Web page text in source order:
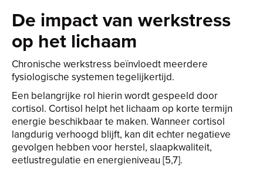
De impact van werkstress
op het lichaam
Chronische werkstress beïnvloedt meerdere
fysiologische systemen tegelijkertijd.
Een belangrijke rol hierin wordt gespeeld door
cortisol. Cortisol helpt het lichaam op korte termijn
energie beschikbaar te maken. Wanneer cortisol
langdurig verhoogd blijft, kan dit echter negatieve
gevolgen hebben voor herstel, slaapkwaliteit,
eetlustregulatie en energieniveau [5,7].